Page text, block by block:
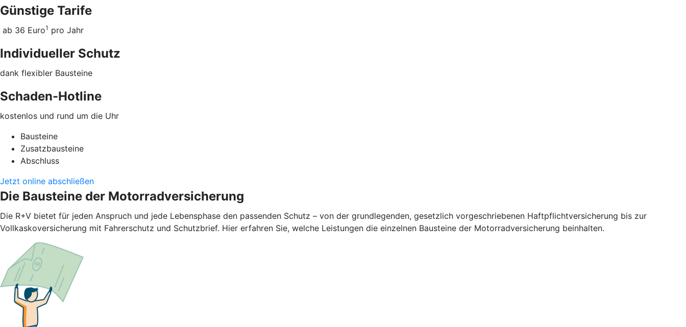
Günstige Tarife
ab 36 Euro1 pro Jahr
Individueller Schutz
dank flexibler Bausteine
Schaden-Hotline
kostenlos und rund um die Uhr
Bausteine
Zusatzbausteine
Abschluss
Jetzt online abschließen
Die Bausteine der Motorradversicherung
Die R+V bietet für jeden Anspruch und jede Lebensphase den passenden Schutz – von der grundlegenden, gesetzlich vorgeschriebenen Haftpflichtversicherung bis zur
Vollkaskoversicherung mit Fahrerschutz und Schutzbrief. Hier erfahren Sie, welche Leistungen die einzelnen Bausteine der Motorradversicherung beinhalten.